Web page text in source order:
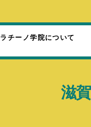
ラチーノ学院について
滋